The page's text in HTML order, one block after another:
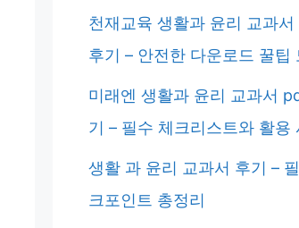
천재교육 생활과 윤리 교과서
후기 – 안전한 다운로드 꿀팁
미래엔 생활과 윤리 교과서
기 – 필수 체크리스트와 활용
생활 과 윤리 교과서 후기 –
크포인트 총정리